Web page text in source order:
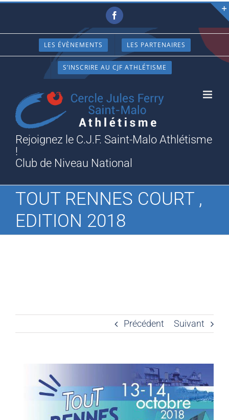
Passer
contenu
Facebook
LES ÉVÈNEMENTS LES PARTENAIRES
S’INSCRIRE AU CJF ATHLÉTISME
Rejoignez le C.J.F. Saint-Malo Athlétisme
!
Club de Niveau National
TOUT RENNES COURT ,
EDITION 2018
Précédent Suivant